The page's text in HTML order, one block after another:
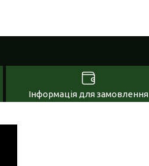
Інформація для замовлення